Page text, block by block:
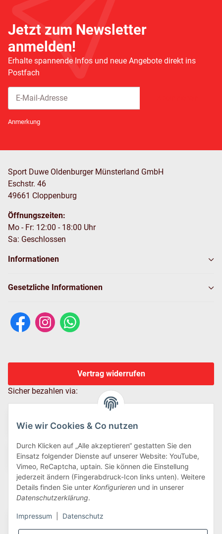
Wie wir Cookies & Co nutzen
Durch Klicken auf „Alle akzeptieren“ gestatten Sie den
Einsatz folgender Dienste auf unserer Website: YouTube,
Vimeo, ReCaptcha, uptain. Sie können die Einstellung
jederzeit ändern (Fingerabdruck-Icon links unten). Weitere
Details finden Sie unter Konfigurieren und in unserer
Datenschutzerklärung.
Impressum Datenschutz
Jetzt zum Newsletter
anmelden!
Erhalte spannende Infos und neue Angebote direkt ins
Postfach
Anmerkung
Sport Duwe Oldenburger Münsterland GmbH
Eschstr. 46
49661 Cloppenburg
Öffnungszeiten:
Mo - Fr: 12:00 - 18:00 Uhr
Sa: Geschlossen
Informationen
Gesetzliche Informationen
Vertrag widerrufen
Sicher bezahlen via:
Wir versenden via: